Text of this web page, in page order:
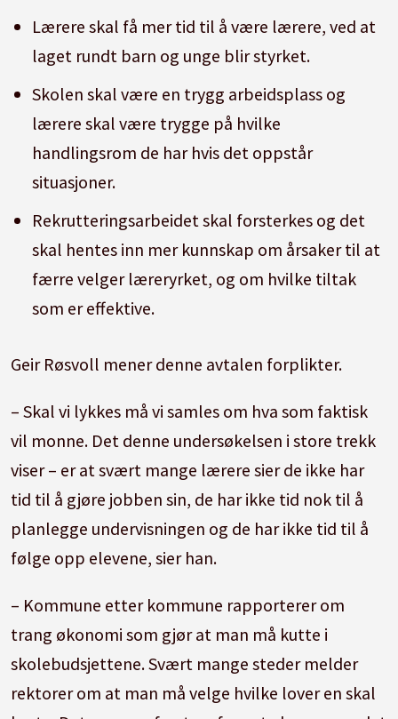
Lærere skal få mer tid til å være lærere, ved at
laget rundt barn og unge blir styrket.
Skolen skal være en trygg arbeidsplass og
lærere skal være trygge på hvilke
handlingsrom de har hvis det oppstår
situasjoner.
Rekrutteringsarbeidet skal forsterkes og det
skal hentes inn mer kunnskap om årsaker til at
færre velger læreryrket, og om hvilke tiltak
som er effektive.
Geir Røsvoll mener denne avtalen forplikter.
– Skal vi lykkes må vi samles om hva som faktisk
vil monne. Det denne undersøkelsen i store trekk
viser – er at svært mange lærere sier de ikke har
tid til å gjøre jobben sin, de har ikke tid nok til å
planlegge undervisningen og de har ikke tid til å
følge opp elevene, sier han.
– Kommune etter kommune rapporterer om
trang økonomi som gjør at man må kutte i
skolebudsjettene. Svært mange steder melder
rektorer om at man må velge hvilke lover en skal